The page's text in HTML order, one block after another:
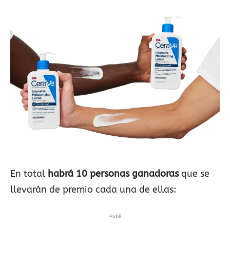
En total habrá 10 personas ganadorasque se
llevarán de premio cada una de ellas:
Publi